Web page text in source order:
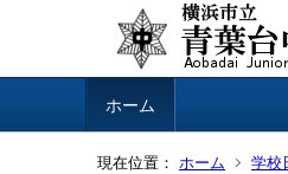
ホーム
現在位置： ホーム 学校